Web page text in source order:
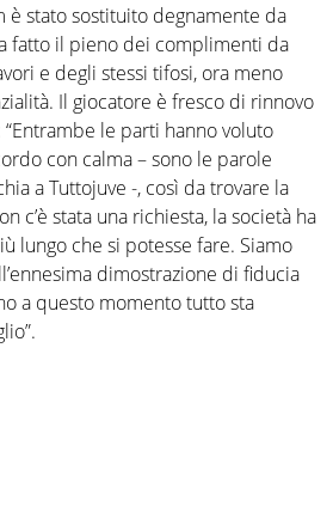
è stato sostituito degnamente da
fatto il pieno dei complimenti da
e degli stessi tifosi, ora meno
Il giocatore è fresco di rinnovo
“Entrambe le parti hanno voluto
con calma – sono le parole
a Tuttojuve -, così da trovare la
c’è stata una richiesta, la società ha
lungo che si potesse fare. Siamo
dimostrazione di fiducia
a questo momento tutto sta